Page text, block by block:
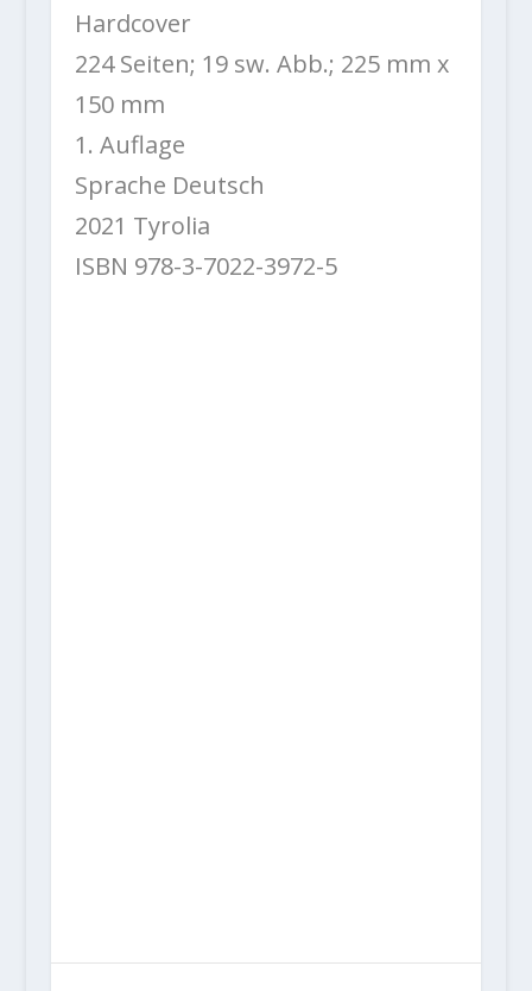
Hardcover
224 Seiten; 19 sw. Abb.; 225 mm x
150 mm
1. Auflage
Sprache Deutsch
2021 Tyrolia
ISBN 978-3-7022-3972-5